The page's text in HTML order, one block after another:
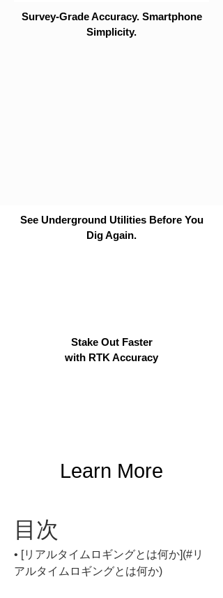
Survey-Grade Accuracy. Smartphone
Simplicity.
See Underground Utilities Before You
Dig Again.
Stake Out Faster
with RTK Accuracy
Learn More
目次
• [リアルタイムロギングとは何か](#リ